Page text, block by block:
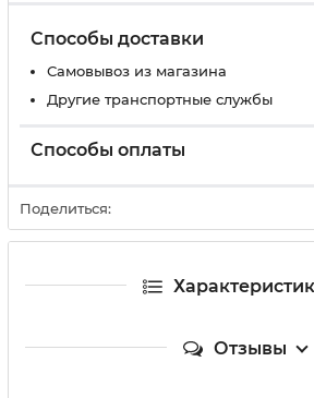
Способы доставки
Самовывоз из магазина
Другие транспортные службы
Способы оплаты
Поделиться:
Отзывы